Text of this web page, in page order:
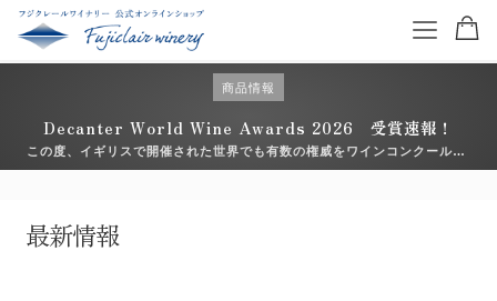
商品情報
Decanter World Wine Awards 2026 受賞速報！
この度、イギリスで開催された世界でも有数の権威をワインコンクール
「Decanter World Wine Awards （デキャンタ・ワールド・ワイン・ア
いただけ […]
最新情報